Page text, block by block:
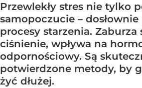
Przewlekły stres nie tylko
samopoczucie – dosłownie
procesy starzenia. Zaburza
ciśnienie, wpływa na
odpornościowy. Są
potwierdzone metody, by
żyć dłużej.